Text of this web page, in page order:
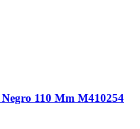
110 Mm M410254